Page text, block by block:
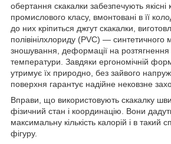
обертання скакалки забезпечують якісні
промислового класу, вмонтовані в її
до них кріпиться джгут скакалки,
полівінілхлориду (PVC) — синтетичного
зношування, деформації на розтягнення
температури. Завдяки ергономічній
утримує їх природно, без зайвого
поверхня гарантує надійне нековзне
Вправи, що використовують скакалку
фізичний стан і координацію. Вони
максимальну кількість калорій і в такий
фігуру.